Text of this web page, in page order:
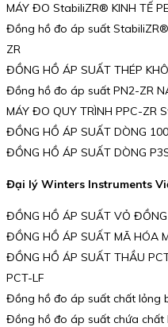
MÁY ĐO StabiliZR® KINH TẾ
Đồng hồ đo áp suất
ZR
ĐỒNG HỒ ÁP SUẤT THÉP
Đồng hồ đo áp suất PN2-ZR
MÁY ĐO QUY TRÌNH PPC-ZR
ĐỒNG HỒ ÁP SUẤT DÒNG
ĐỒNG HỒ ÁP SUẤT DÒNG
Đại lý Winters Instruments
ĐỒNG HỒ ÁP SUẤT VỎ ĐỒNG
ĐỒNG HỒ ÁP SUẤT MÃ HÓA
ĐỒNG HỒ ÁP SUẤT THẦU
PCT-LF
Đồng hồ đo áp suất chất lỏng
Đồng hồ đo áp suất chứa